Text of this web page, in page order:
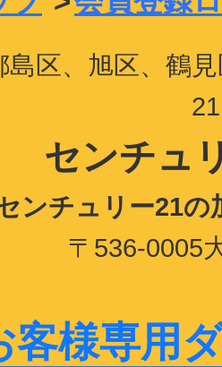
島区、旭区、鶴
センチュ
ンチュリー21の
〒536-0005
客様専用